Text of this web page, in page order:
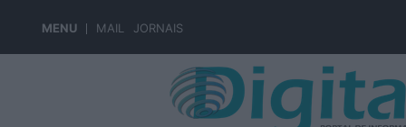
MENU MAIL JORNAIS